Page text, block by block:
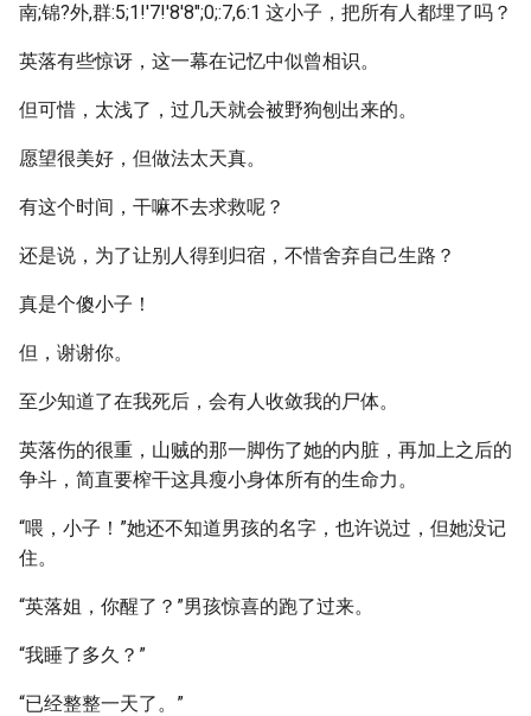
南;锦?外,群:5;1!'7!'8'8";0;:7,6:1 这小子，把所有人都埋了吗？
英落有些惊讶，这一幕在记忆中似曾相识。
但可惜，太浅了，过几天就会被野狗刨出来的。
愿望很美好，但做法太天真。
有这个时间，干嘛不去求救呢？
还是说，为了让别人得到归宿，不惜舍弃自己生路？
真是个傻小子！
但，谢谢你。
至少知道了在我死后，会有人收敛我的尸体。
英落伤的很重，山贼的那一脚伤了她的内脏，再加上之后的
争斗，简直要榨干这具瘦小身体所有的生命力。
“喂，小子！”她还不知道男孩的名字，也许说过，但她没记
住。
“英落姐，你醒了？”男孩惊喜的跑了过来。
“我睡了多久？”
“已经整整一天了。”